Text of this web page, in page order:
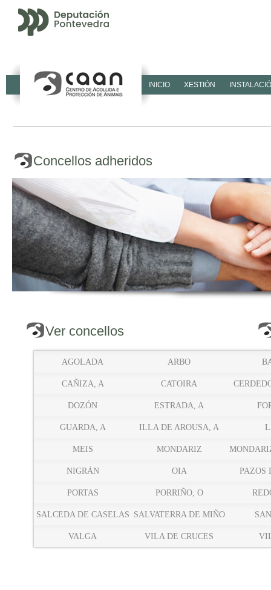
INICIO XESTIÓN
Concellos adheridos
Ver concellos
AGOLADA ARBO
CAÑIZA, A CATOIRA
DOZÓN ESTRADA, A
GUARDA, A ILLA DE AROUSA, A
MEIS MONDARIZ
NIGRÁN OIA PAZOS
PORTAS PORRIÑO, O
SALCEDA DE CASELAS SALVATERRA DE MIÑO
VALGA VILA DE CRUCES